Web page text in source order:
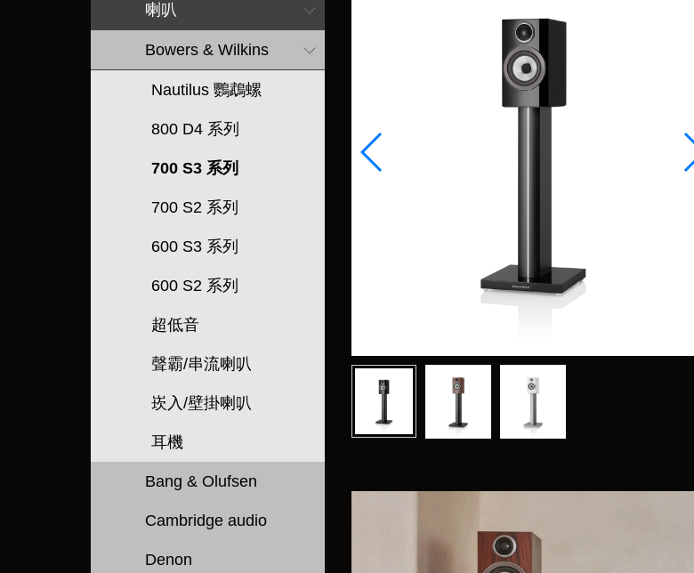
喇叭
Bowers & Wilkins
Nautilus 鸚鵡螺
800 D4 系列
700 S3 系列
700 S2 系列
600 S3 系列
600 S2 系列
超低音
聲霸/串流喇叭
崁入/壁掛喇叭
耳機
Bang & Olufsen
Cambridge audio
Denon